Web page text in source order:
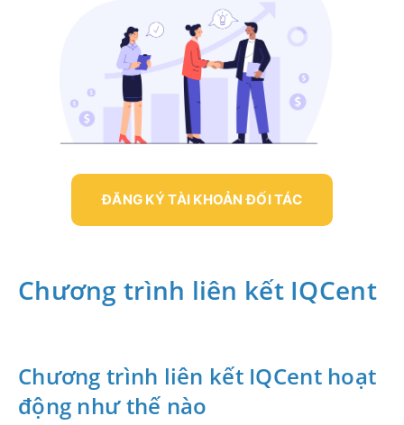
ĐĂNG KÝ TÀI KHOẢN ĐỐI TÁC
Chương trình liên kết IQCent
Chương trình liên kết IQCent hoạt
động như thế nào